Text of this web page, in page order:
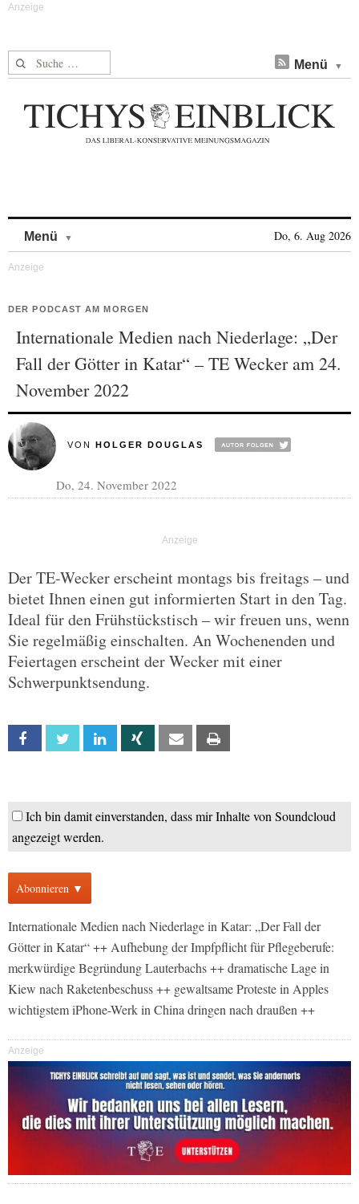
Suche nach: Menü
Menü Do, 6. Aug 2026
DER PODCAST AM MORGEN
Internationale Medien nach Niederlage: „Der
Fall der Götter in Katar“ – TE Wecker am 24.
November 2022
VON HOLGER DOUGLAS
Do, 24. November 2022
Der TE-Wecker erscheint montags bis freitags – und
bietet Ihnen einen gut informierten Start in den Tag.
Ideal für den Frühstückstisch – wir freuen uns, wenn
Sie regelmäßig einschalten. An Wochenenden und
Feiertagen erscheint der Wecker mit einer
Schwerpunktsendung.
Facebook Twitter Linkedin Xing Email
Ich bin damit einverstanden, dass mir Inhalte von Soundcloud
angezeigt werden.
Abonnieren ▼
Internationale Medien nach Niederlage in Katar: „Der Fall der
Götter in Katar“ ++ Aufhebung der Impfpflicht für Pflegeberufe:
merkwürdige Begründung Lauterbachs ++ dramatische Lage in
Kiew nach Raketenbeschuss ++ gewaltsame Proteste in Apples
wichtigstem iPhone-Werk in China dringen nach draußen ++
Anzeige